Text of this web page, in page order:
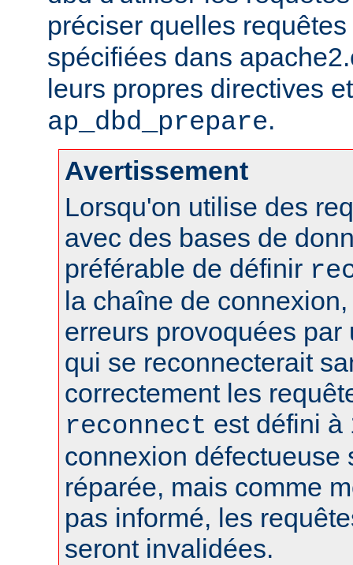
préciser quelles
spécifiées dans
leurs propres directives
ap_dbd_prepare.
Avertissement
Lorsqu'on utilise des
avec des bases de
préférable de définir
la chaîne de
erreurs provoquées par
qui se reconnecterait
correctement les
reconnect est défini à
connexion défectueuse
réparée, mais comme
pas informé, les
seront invalidées.